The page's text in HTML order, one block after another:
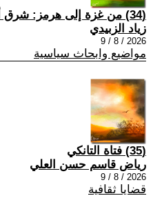
(34) من غزة إلى هرمز: شرق أوسط بلا هدنة
زياد الزبيدي
2026 / 8 / 9
مواضيع وابحاث سياسية
(35) فتاة التانكي
رياض قاسم حسن العلي
2026 / 8 / 9
قضايا ثقافية